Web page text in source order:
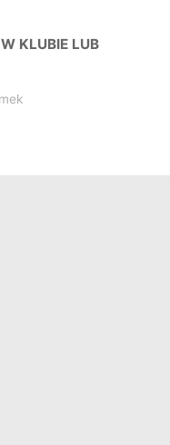
KLUBIE LUB